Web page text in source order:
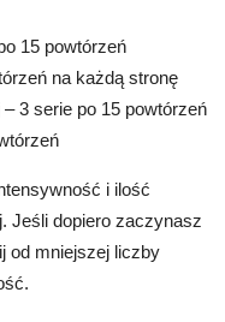
15 powtórzeń
na każdą stronę
3 serie po 15 powtórzeń
i ilość
Jeśli dopiero zaczynasz
od mniejszej liczby